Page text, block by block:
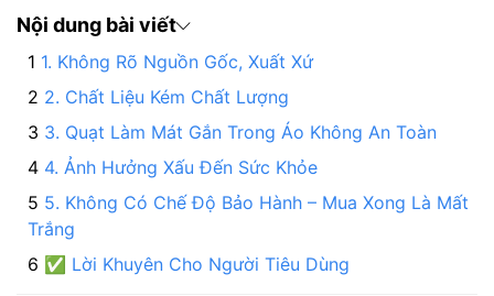
Nội dung bài viết
1. Không Rõ Nguồn Gốc, Xuất Xứ
2. Chất Liệu Kém Chất Lượng
3. Quạt Làm Mát Gắn Trong Áo Không An Toàn
4. Ảnh Hưởng Xấu Đến Sức Khỏe
5. Không Có Chế Độ Bảo Hành – Mua Xong Là Mất
Trắng
✅ Lời Khuyên Cho Người Tiêu Dùng